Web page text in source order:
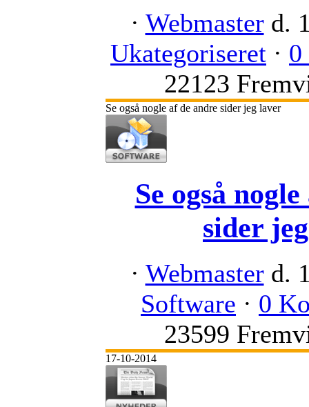
· Webmasterd.
Ukategoriseret · 0
22123
Se også nogle af de andre sider jeg laver
Se også
sider
· Webmasterd.
Software · 0
23599
17-10-2014